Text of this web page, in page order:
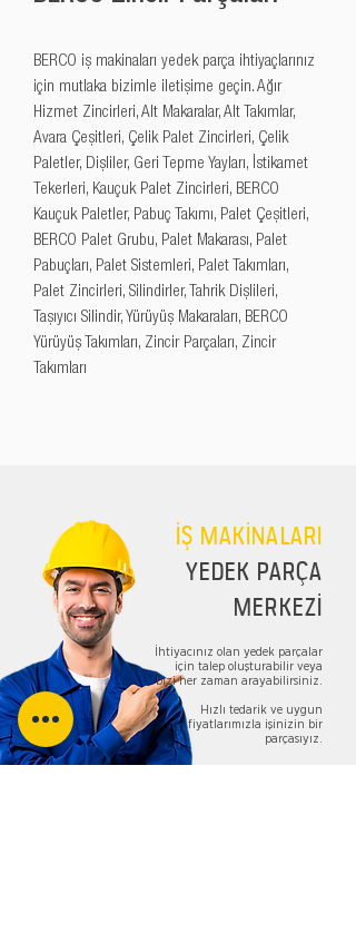
BERCO iş makinaları yedek parça ihtiyaçlarınız
için mutlaka bizimle iletişime geçin. Ağır
Hizmet Zincirleri, Alt Makaralar, Alt Takımlar,
Avara Çeşitleri, Çelik Palet Zincirleri, Çelik
Paletler, Dişliler, Geri Tepme Yayları, İstikamet
Tekerleri, Kauçuk Palet Zincirleri, BERCO
Kauçuk Paletler, Pabuç Takımı, Palet Çeşitleri,
BERCO Palet Grubu, Palet Makarası, Palet
Pabuçları, Palet Sistemleri, Palet Takımları,
Palet Zincirleri, Silindirler, Tahrik Dişlileri,
Taşıyıcı Silindir, Yürüyüş Makaraları, BERCO
Yürüyüş Takımları, Zincir Parçaları, Zincir
Takımları
İŞ MAKİNALARI
YEDEK PARÇA
MERKEZİ
İhtiyacınız olan yedek parçalar
için talep oluşturabilir veya
bizi her zaman arayabilirsiniz.
Hızlı tedarik ve uygun
fiyatlarımızla işinizin bir
parçasıyız.